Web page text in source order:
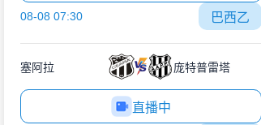
08-08 07:30 巴西乙
塞阿拉 庞特普雷塔
直播中